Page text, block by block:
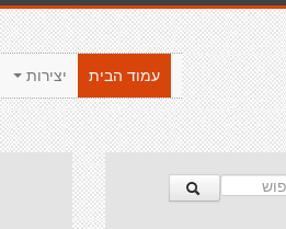
יצירות
עמוד הבית